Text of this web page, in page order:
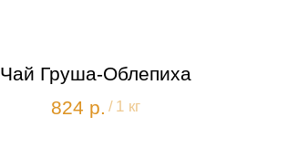
Чай Груша-Облепиха
824 р. / 1 кг